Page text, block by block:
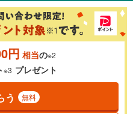
％
円 相当の※2
※3 プレゼント
う 無料